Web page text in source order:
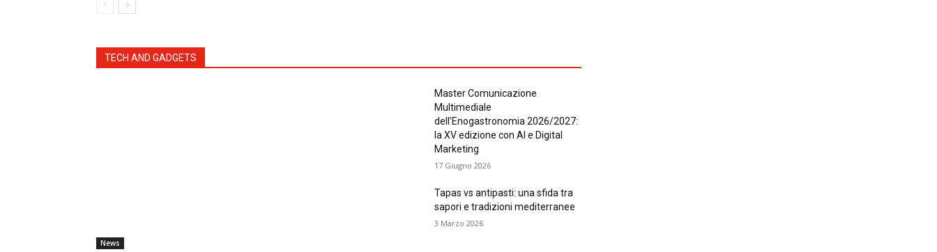
TECH AND GADGETS
News
Master Comunicazione
Multimediale
dell’Enogastronomia 2026/2027:
la XV edizione con AI e Digital
Marketing
17 Giugno 2026
Tapas vs antipasti: una sfida tra
sapori e tradizioni mediterranee
3 Marzo 2026